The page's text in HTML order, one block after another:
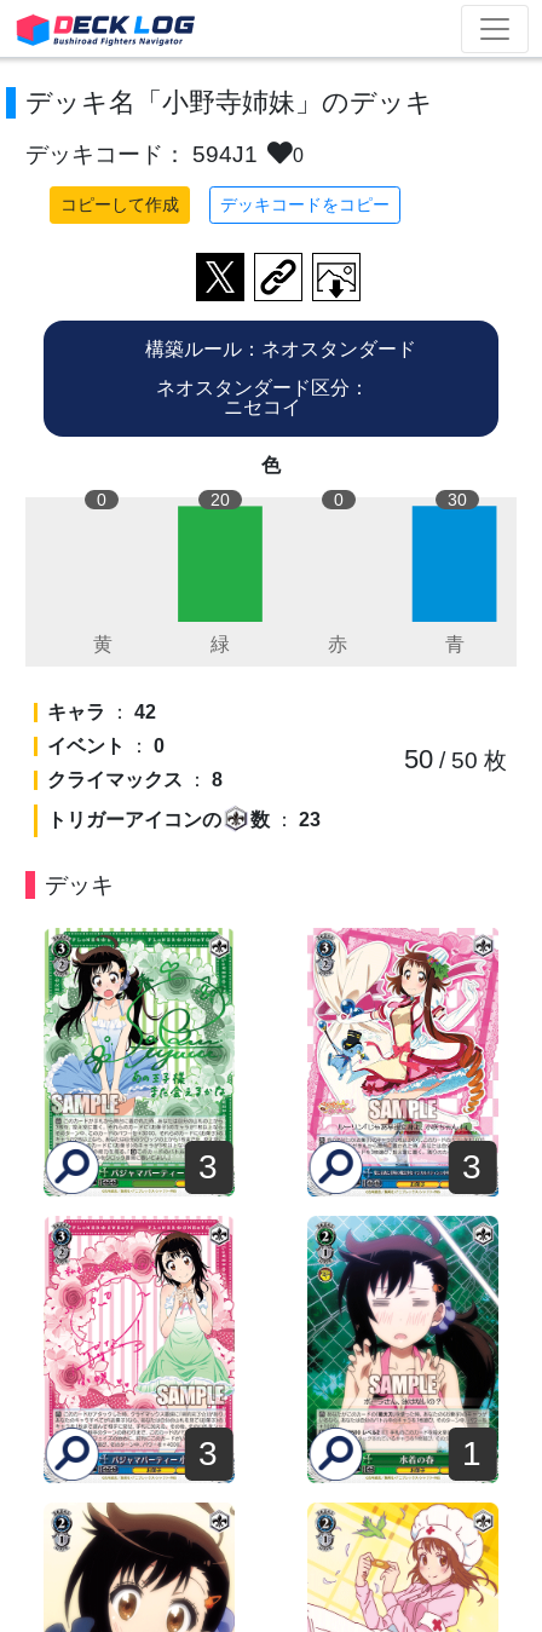
デッキ名「小野寺姉妹」のデッキ
デッキコード： 594J1 0
コピーして作成 デッキコードをコピー
構築ルール：ネオスタンダード
ネオスタンダード区分：
ニセコイ
色
0 20 0 30
キャラ ： 42
イベント
： 0
クライマックス ： 8
トリガーアイコンの
数 ： 23
50/ 50 枚
デッキ
3 3
3 1